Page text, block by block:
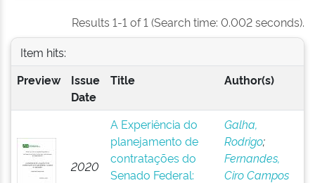
Results 1-1 of 1 (Search time: 0.002 seconds).
Item hits:
Preview
Issue
Date
Title Author(s)
2020
A Experiência do
planejamento de
contratações do
Senado Federal:
Galha,
Rodrigo;
Fernandes,
Ciro Campos